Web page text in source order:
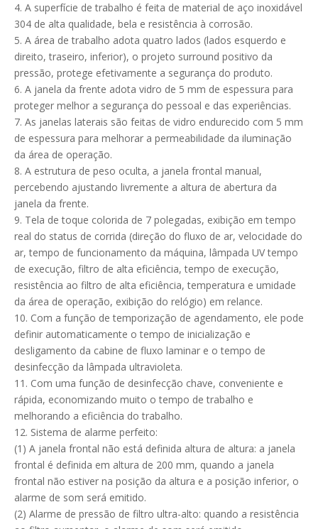
4. A superfície de trabalho é feita de material de aço inoxidável
304 de alta qualidade, bela e resistência à corrosão.
5. A área de trabalho adota quatro lados (lados esquerdo e
direito, traseiro, inferior), o projeto surround positivo da
pressão, protege efetivamente a segurança do produto.
6. A janela da frente adota vidro de 5 mm de espessura para
proteger melhor a segurança do pessoal e das experiências.
7. As janelas laterais são feitas de vidro endurecido com 5 mm
de espessura para melhorar a permeabilidade da iluminação
da área de operação.
8. A estrutura de peso oculta, a janela frontal manual,
percebendo ajustando livremente a altura de abertura da
janela da frente.
9. Tela de toque colorida de 7 polegadas, exibição em tempo
real do status de corrida (direção do fluxo de ar, velocidade do
ar, tempo de funcionamento da máquina, lâmpada UV tempo
de execução, filtro de alta eficiência, tempo de execução,
resistência ao filtro de alta eficiência, temperatura e umidade
da área de operação, exibição do relógio) em relance.
10. Com a função de temporização de agendamento, ele pode
definir automaticamente o tempo de inicialização e
desligamento da cabine de fluxo laminar e o tempo de
desinfecção da lâmpada ultravioleta.
11. Com uma função de desinfecção chave, conveniente e
rápida, economizando muito o tempo de trabalho e
melhorando a eficiência do trabalho.
12. Sistema de alarme perfeito:
(1) A janela frontal não está definida altura de altura: a janela
frontal é definida em altura de 200 mm, quando a janela
frontal não estiver na posição da altura e a posição inferior, o
alarme de som será emitido.
(2) Alarme de pressão de filtro ultra-alto: quando a resistência